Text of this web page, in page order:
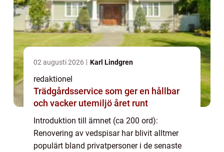
02 augusti 2026 Karl Lindgren
redaktionel
Trädgårdsservice som ger en hållbar
och vacker utemiljö året runt
Introduktion till ämnet (ca 200 ord):
Renovering av vedspisar har blivit alltmer
populärt bland privatpersoner i de senaste